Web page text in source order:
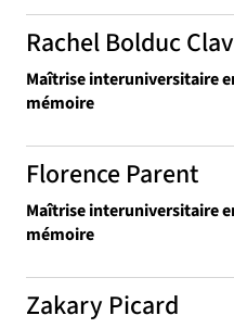
Rachel Bolduc
Maîtrise interuniversitaire
mémoire
Florence Parent
Maîtrise interuniversitaire
mémoire
Zakary Picard